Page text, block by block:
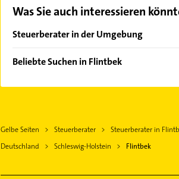
Was Sie auch interessieren
Steuerberater in der Umgebung
Bordesholm
Kiel
Heikendorf
Beliebte Suchen in Flintbek
Lüftungsanlagen
Heizungsbauer
Gelbe Seiten Steuerberater Steuerberater in
Deutschland
Schleswig-Holstein Flintbek